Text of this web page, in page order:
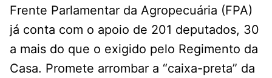
Frente Parlamentar da Agropecuária (FPA)
já conta com o apoio de 201 deputados, 30
a mais do que o exigido pelo Regimento da
Casa. Promete arrombar a “caixa-preta” da